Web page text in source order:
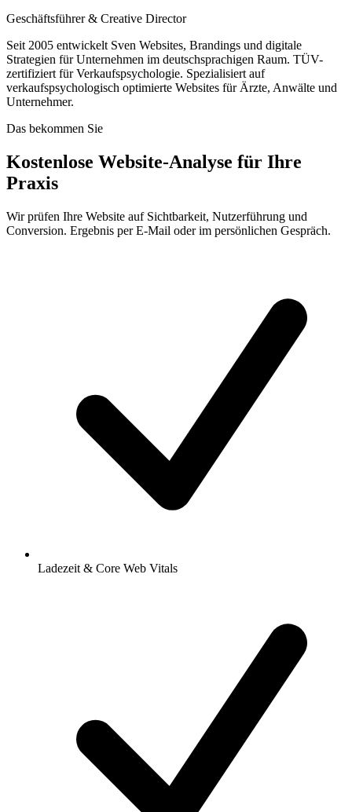
Geschäftsführer & Creative Director
Seit 2005 entwickelt Sven Websites, Brandings und digitale
Strategien für Unternehmen im deutschsprachigen Raum. TÜV-
zertifiziert für Verkaufspsychologie. Spezialisiert auf
verkaufspsychologisch optimierte Websites für Ärzte, Anwälte und
Unternehmer.
Das bekommen Sie
Kostenlose Website-Analyse für Ihre
Praxis
Wir prüfen Ihre Website auf Sichtbarkeit, Nutzerführung und
Conversion. Ergebnis per E-Mail oder im persönlichen Gespräch.
Ladezeit & Core Web Vitals